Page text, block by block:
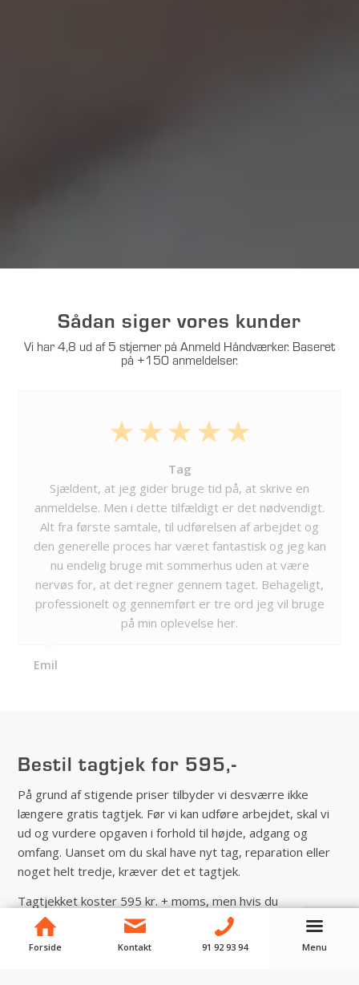
Sådan siger vores kunder
Vi har 4,8 ud af 5 stjerner på Anmeld Håndværker. Baseret
på +150 anmeldelser.
Tag
Sjældent, at jeg gider bruge tid på, at skrive en
anmeldelse. Men i dette tilfældigt er det nødvendigt.
Alt fra første samtale, til udførelsen af arbejdet og
den generelle proces har været fantastisk og jeg kan
nu endelig bruge mit sommerhus uden at være
nervøs for, at det regner gennem taget. Behageligt,
professionelt og gennemført er tre ord jeg vil bruge
på min oplevelse her.
Emil
Bestil tagtjek for 595,-
På grund af stigende priser tilbyder vi desværre ikke
længere gratis tagtjek. Før vi kan udføre arbejdet, skal vi
ud og vurdere opgaven i forhold til højde, adgang og
omfang. Uanset om du skal have nyt tag, reparation eller
noget helt tredje, kræver det et tagtjek.
Tagtjekket koster 595 kr. + moms, men hvis du
accepterer tilbuddet, modregner vi prisen på tagtjekket i
den samlede pris.
Forside Kontakt 91 92 93 94 Menu